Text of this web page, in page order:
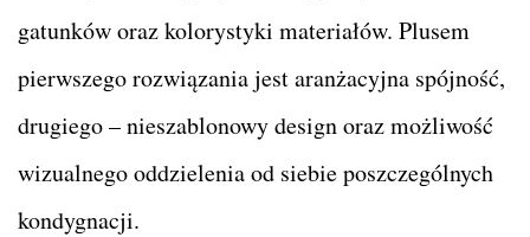
gatunków oraz kolorystyki materiałów. Plusem
pierwszego rozwiązania jest aranżacyjna spójność,
drugiego – nieszablonowy design oraz możliwość
wizualnego oddzielenia od siebie poszczególnych
kondygnacji.